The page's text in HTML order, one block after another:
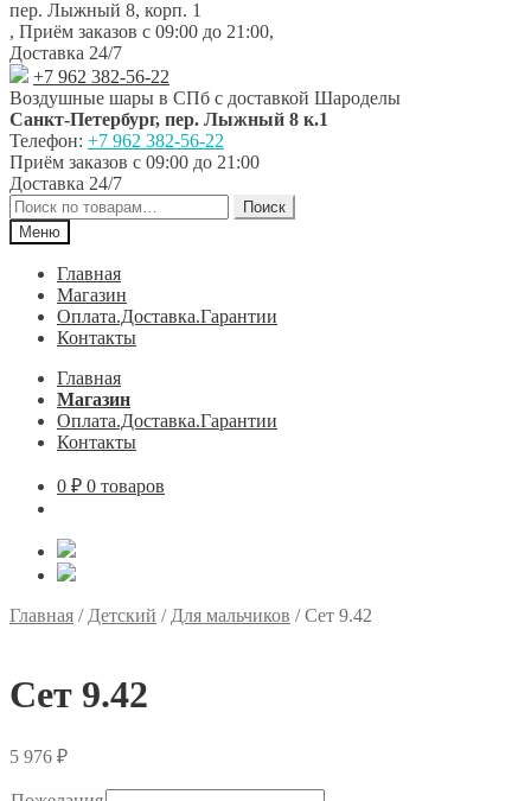
пер. Лыжный 8, корп. 1
, Приём заказов с 09:00 до 21:00,
Доставка 24/7
+7 962 382-56-22
Воздушные шары в СПб с доставкой Шароделы
Санкт-Петербург, пер. Лыжный 8 к.1
Телефон: +7 962 382-56-22
Приём заказов с 09:00 до 21:00
Доставка 24/7
Искать:
Поиск
Меню
Главная
Магазин
Оплата.Доставка.Гарантии
Контакты
Главная
Магазин
Оплата.Доставка.Гарантии
Контакты
0 ₽ 0 товаров
Главная / Детский / Для мальчиков /Сет 9.42
Сет 9.42
5 976 ₽